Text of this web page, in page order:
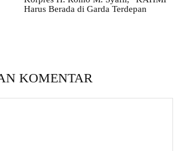
Harus Berada di Garda Terdepan
KOMENTAR